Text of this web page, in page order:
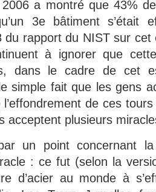
a montré que 43%
3e bâtiment s’était
du rapport du NIST sur
à ignorer que
dans le cadre de cet
simple fait que les gens
l’effondrement de ces
acceptent plusieurs
un point concernant
: ce fut (selon la
d’acier au monde à